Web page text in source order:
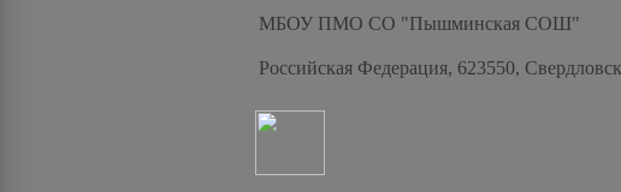
МБОУ ПМО СО "Пышминская СОШ"
Российская Федерация, 623550,